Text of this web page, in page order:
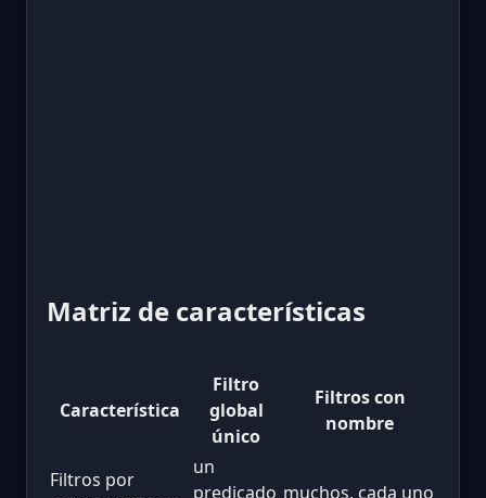
Matriz de características
Característica
Filtro
global
único
Filtros con
nombre
Filtros por
un
predicado muchos, cada uno